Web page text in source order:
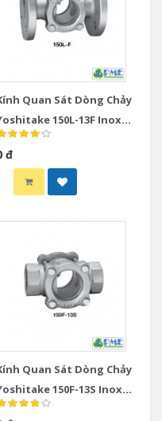
Quan Sát Dòng Chảy
150L-13F Inox
Bản DN15-DN100
đ
Quan Sát Dòng Chảy
150F-13S Inox
Bản DN15-DN50